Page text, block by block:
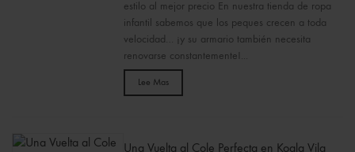
estilo al mejor precio En nuestra tienda de ropa
infantil sabemos que los peques crecen a toda
velocidad… ¡y su armario también necesita
renovarse constantemente!...
Lee Mas
Una Vuelta al Cole Perfecta en Koala Vila